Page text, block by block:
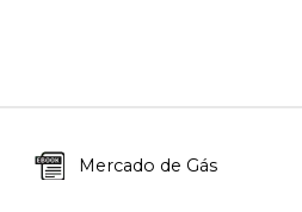
Mercado de Gás